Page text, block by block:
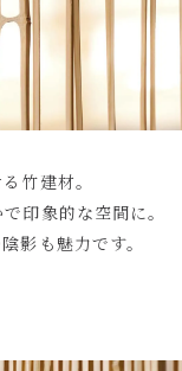
竹建材。
印象的な空間に。
影も魅力です。